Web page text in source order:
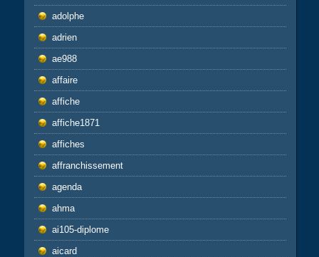
adolphe
adrien
ae988
affaire
affiche
affiche1871
affiches
affranchissement
agenda
ahma
ai105-diplome
aicard